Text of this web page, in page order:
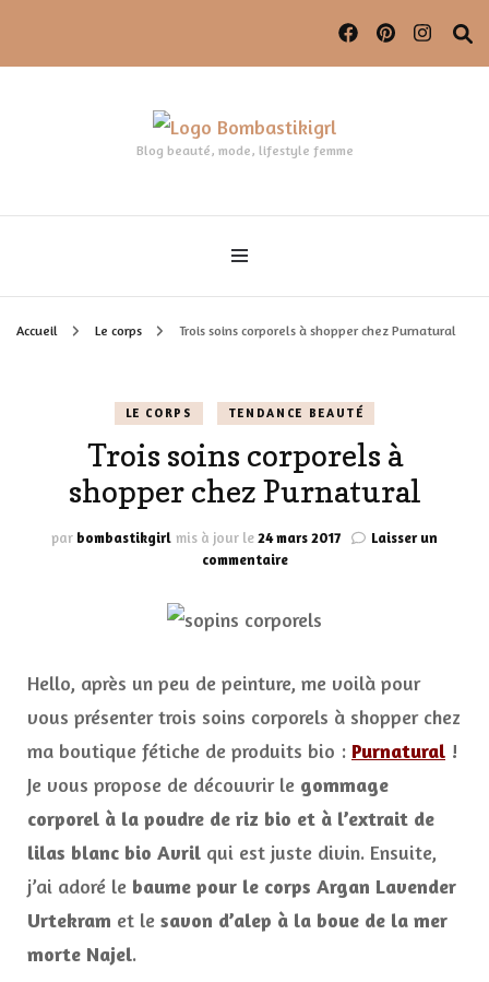
Blog beauté, mode, lifestyle femme
Accueil Le corps Trois soins corporels à shopper chez Purnatural
LE CORPS TENDANCE BEAUTÉ
Trois soins corporels à
shopper chez Purnatural
par bombastikgirl mis à jour le24 mars 2017
Laisser un
commentairesur
corporels
chez
Purnatural
Hello, après un peu de peinture, me voilà pour
vous présenter trois soins corporels à shopper chez
ma boutique fétiche de produits bio : Purnatural !
Je vous propose de découvrir le gommage
corporel à la poudre de riz bio et à l’extrait de
lilas blanc bio Avril qui est juste divin. Ensuite,
j’ai adoré le baume pour le corps Argan Lavender
Urtekram et le savon d’alep à la boue de la mer
morte Najel.